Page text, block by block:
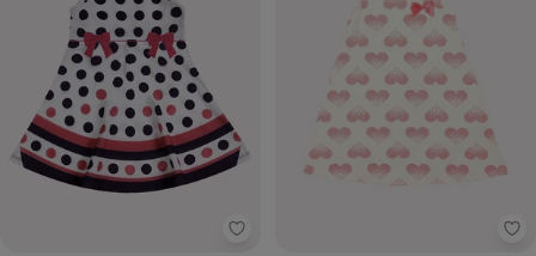
Kyly - Vestido Infantil Menina